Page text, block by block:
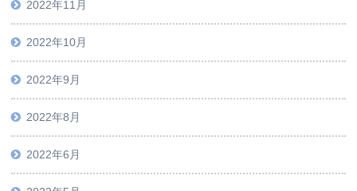
2022年11月
2022年10月
2022年9月
2022年8月
2022年6月